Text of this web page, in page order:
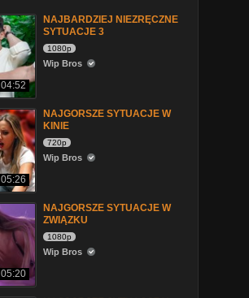
04:52
NAJBARDZIEJ NIEZRĘCZNE
SYTUACJE 3
1080p
Wip Bros
05:26
NAJGORSZE SYTUACJE W
KINIE
720p
Wip Bros
05:20
NAJGORSZE SYTUACJE W
ZWIĄZKU
1080p
Wip Bros